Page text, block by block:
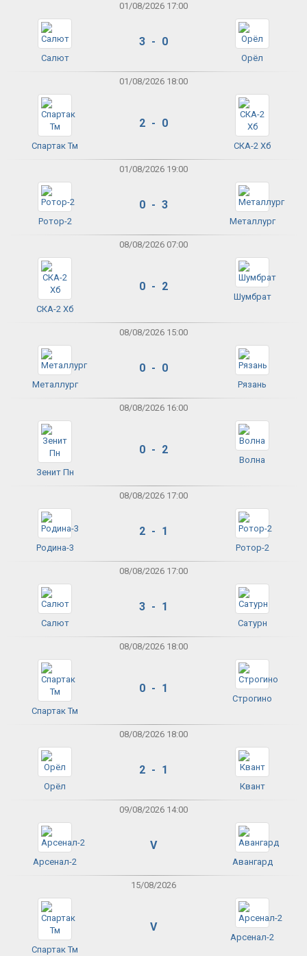
01/08/2026 17:00
Салют
3 - 0
Орёл
01/08/2026 18:00
Спартак Тм
2 - 0
СКА-2 Хб
01/08/2026 19:00
Ротор-2
0 - 3
Металлург
08/08/2026 07:00
СКА-2 Хб
0 - 2
Шумбрат
08/08/2026 15:00
Металлург
0 - 0
Рязань
08/08/2026 16:00
Зенит Пн
0 - 2
Волна
08/08/2026 17:00
Родина-3
2 - 1
Ротор-2
08/08/2026 17:00
Салют
3 - 1
Сатурн
08/08/2026 18:00
Спартак Тм
0 - 1
Строгино
08/08/2026 18:00
Орёл
2 - 1
Квант
09/08/2026 14:00
Арсенал-2
V
Авангард
15/08/2026
Спартак Тм
V
Арсенал-2